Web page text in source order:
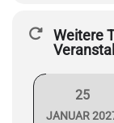
Weitere
25
JANUAR